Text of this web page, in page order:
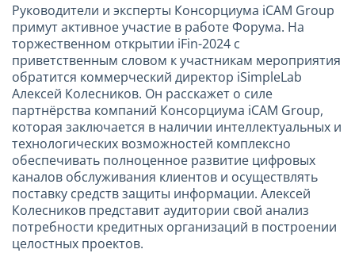
Руководители и эксперты Консорциума iCAM Group
примут активное участие в работе Форума. На
торжественном открытии iFin-2024 с
приветственным словом к участникам мероприятия
обратится коммерческий директор iSimpleLab
Алексей Колесников. Он расскажет о силе
партнёрства компаний Консорциума iCAM Group,
которая заключается в наличии интеллектуальных и
технологических возможностей комплексно
обеспечивать полноценное развитие цифровых
каналов обслуживания клиентов и осуществлять
поставку средств защиты информации. Алексей
Колесников представит аудитории свой анализ
потребности кредитных организаций в построении
целостных проектов.